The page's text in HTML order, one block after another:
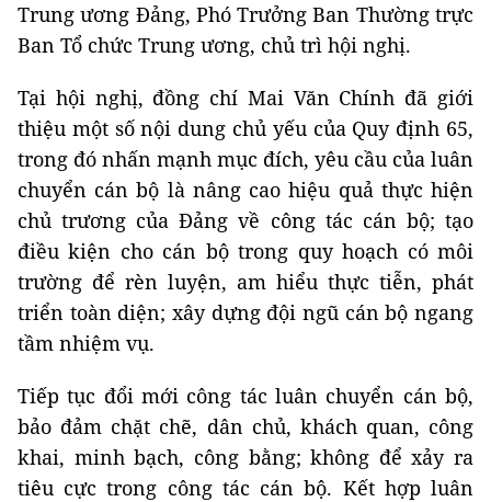
Trung ương Đảng, Phó Trưởng Ban Thường trực
Ban Tổ chức Trung ương, chủ trì hội nghị.
Tại hội nghị, đồng chí Mai Văn Chính đã giới
thiệu một số nội dung chủ yếu của Quy định 65,
trong đó nhấn mạnh mục đích, yêu cầu của luân
chuyển cán bộ là nâng cao hiệu quả thực hiện
chủ trương của Đảng về công tác cán bộ; tạo
điều kiện cho cán bộ trong quy hoạch có môi
trường để rèn luyện, am hiểu thực tiễn, phát
triển toàn diện; xây dựng đội ngũ cán bộ ngang
tầm nhiệm vụ.
Tiếp tục đổi mới công tác luân chuyển cán bộ,
bảo đảm chặt chẽ, dân chủ, khách quan, công
khai, minh bạch, công bằng; không để xảy ra
tiêu cực trong công tác cán bộ. Kết hợp luân